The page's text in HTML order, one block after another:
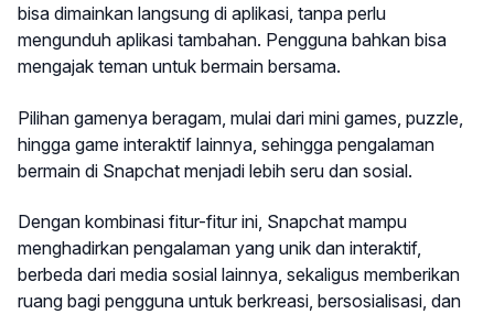
bisa dimainkan langsung di aplikasi, tanpa perlu
mengunduh aplikasi tambahan. Pengguna bahkan bisa
mengajak teman untuk bermain bersama.
Pilihan gamenya beragam, mulai dari mini games, puzzle,
hingga game interaktif lainnya, sehingga pengalaman
bermain di Snapchat menjadi lebih seru dan sosial.
Dengan kombinasi fitur-fitur ini, Snapchat mampu
menghadirkan pengalaman yang unik dan interaktif,
berbeda dari media sosial lainnya, sekaligus memberikan
ruang bagi pengguna untuk berkreasi, bersosialisasi, dan